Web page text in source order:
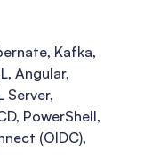
Kafka,
Angular,
Server,
PowerShell,
(OIDC),